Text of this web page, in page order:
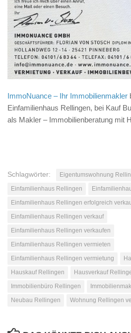
ImmoNuance – Ihr Immobilienmakler
Einfamilienhaus Rellingen, bei Kauf
als Makler – Immobilienberatung mit
Schlagwörter:
Eigentumswohnung
Einfamilienhaus Rellingen
Einfamilienhaus Rellingen erfolgreich
Einfamilienhaus Rellingen verkauf
Einfamilienhaus Rellingen verkaufen
Einfamilienhaus Rellingen vermieten
Einfamilienhaus Rellingen vermietung
Hauskauf Rellingen
Hausverkauf
Immobilienbüro Rellingen
Neubau Rellingen
Wohnung Rellingen